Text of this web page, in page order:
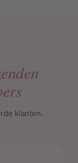
klanten.